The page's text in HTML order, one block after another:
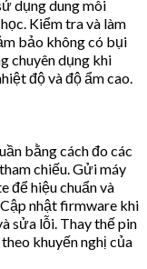
dụng dung môi
Kiểm tra và làm
bảo không có bụi
chuyên dụng khi
độ và độ ẩm cao.
bằng cách đo các
chiếu. Gửi máy
để hiệu chuẩn và
nhật firmware khi
sửa lỗi. Thay thế pin
khuyến nghị của